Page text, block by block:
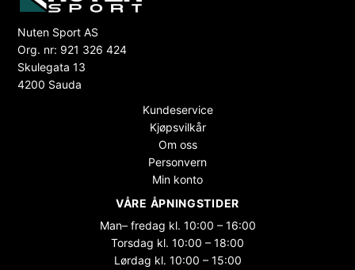
Nuten Sport AS
Org. nr: 921 326 424
Skulegata 13
4200 Sauda
Kundeservice
Kjøpsvilkår
Om oss
Personvern
Min konto
VÅRE ÅPNINGSTIDER
Man– fredag kl. 10:00 – 16:00
Torsdag kl. 10:00 – 18:00
Lørdag kl. 10:00 – 15:00